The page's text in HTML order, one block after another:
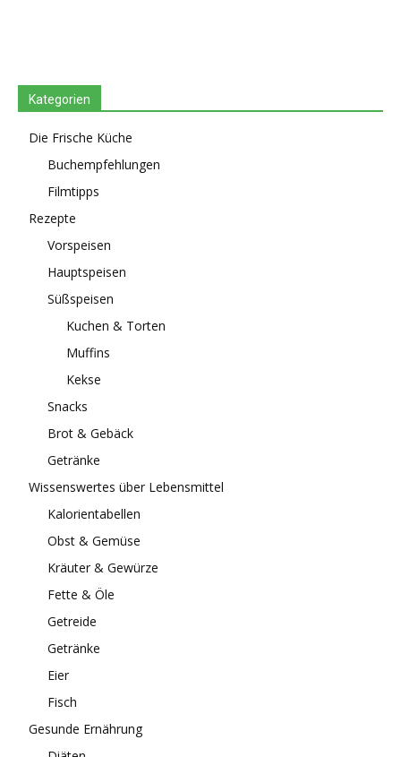
Kategorien
Die Frische Küche
Buchempfehlungen
Filmtipps
Rezepte
Vorspeisen
Hauptspeisen
Süßspeisen
Kuchen & Torten
Muffins
Kekse
Snacks
Brot & Gebäck
Getränke
Wissenswertes über Lebensmittel
Kalorientabellen
Obst & Gemüse
Kräuter & Gewürze
Fette & Öle
Getreide
Getränke
Eier
Fisch
Gesunde Ernährung